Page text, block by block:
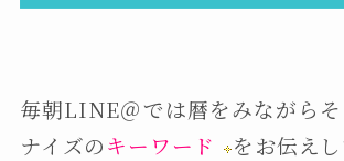
毎朝LINE＠では暦をみながら
ナイズのキーワード
をお伝えし